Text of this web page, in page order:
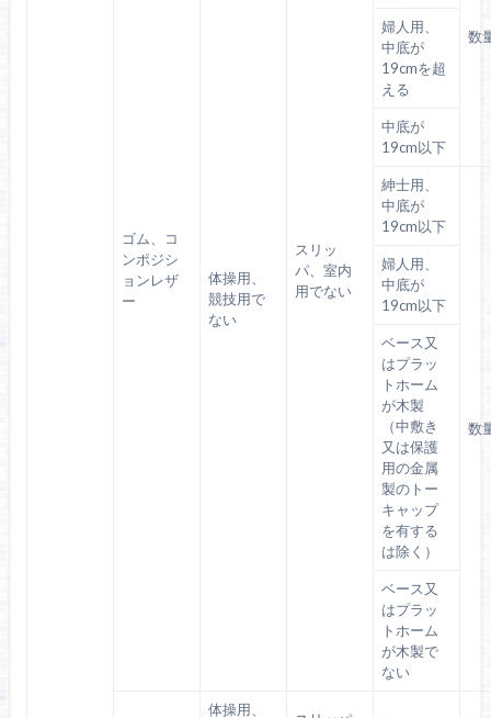
ゴム、コ
ンポジシ
ョンレザ
ー
スリッ
パ、室内
用でない
体操用、
競技用で
ない
数
婦人用、
中底が
19cmを超
える
中底が
19cm以下
紳士用、
中底が
19cm以下
数
婦人用、
中底が
19cm以下
ベース又
はプラッ
トホーム
が木製
（中敷き
又は保護
用の金属
製のトー
キャップ
を有する
は除く）
ベース又
はプラッ
トホーム
が木製で
ない
体操用、